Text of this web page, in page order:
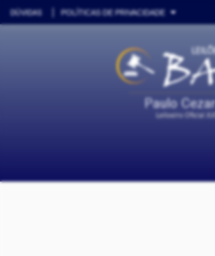
DÚVIDAS POLÍTICAS DE PRIVACIDADE